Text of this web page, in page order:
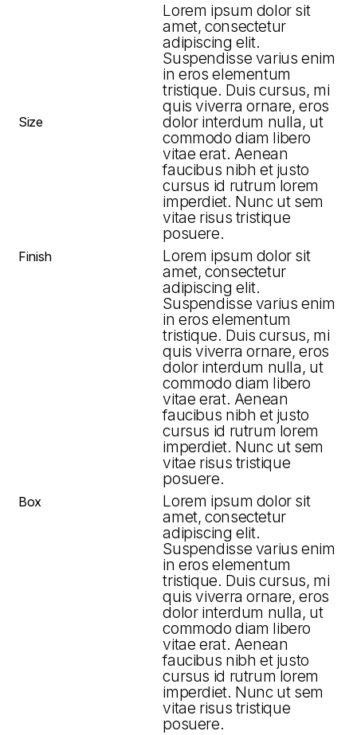
Size
Finish
Box
Lorem ipsum dolor sit
amet, consectetur
adipiscing elit.
Suspendisse varius enim
in eros elementum
tristique. Duis cursus, mi
quis viverra ornare, eros
dolor interdum nulla, ut
commodo diam libero
vitae erat. Aenean
faucibus nibh et justo
cursus id rutrum lorem
imperdiet. Nunc ut sem
vitae risus tristique
posuere.
Lorem ipsum dolor sit
amet, consectetur
adipiscing elit.
Suspendisse varius enim
in eros elementum
tristique. Duis cursus, mi
quis viverra ornare, eros
dolor interdum nulla, ut
commodo diam libero
vitae erat. Aenean
faucibus nibh et justo
cursus id rutrum lorem
imperdiet. Nunc ut sem
vitae risus tristique
posuere.
Lorem ipsum dolor sit
amet, consectetur
adipiscing elit.
Suspendisse varius enim
in eros elementum
tristique. Duis cursus, mi
quis viverra ornare, eros
dolor interdum nulla, ut
commodo diam libero
vitae erat. Aenean
faucibus nibh et justo
cursus id rutrum lorem
imperdiet. Nunc ut sem
vitae risus tristique
posuere.